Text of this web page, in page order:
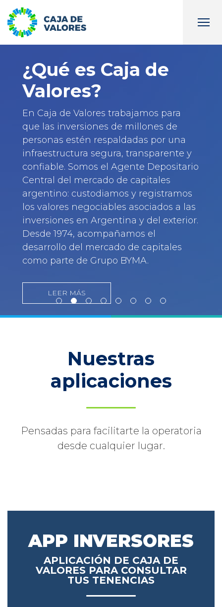
¿Qué es Caja de
Valores?
En Caja de Valores trabajamos para
que las inversiones de millones de
personas estén respaldadas por una
infraestructura segura, transparente y
confiable. Somos el Agente Depositario
Central del mercado de capitales
argentino: custodiamos y registramos
los valores negociables asociados a las
inversiones en Argentina y del exterior.
Desde 1974, acompañamos el
desarrollo del mercado de capitales
como parte de Grupo BYMA.
LEER MÁS
Nuestras
aplicaciones
Pensadas para facilitarte la operatoria
desde cualquier lugar.
APP INVERSORES
APLICACIÓN DE CAJA DE
VALORES PARA CONSULTAR
TUS TENENCIAS